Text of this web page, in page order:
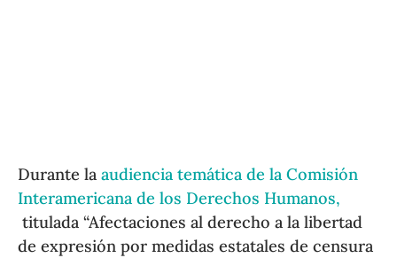
Durante laaudiencia temática de la Comisión
Interamericana de los Derechos Humanos,
titulada “Afectaciones al derecho a la libertad
de expresión por medidas estatales de censura